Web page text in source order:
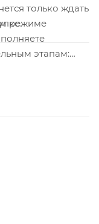
только ждать
режиме
этапам:
о себе.
вас найти.